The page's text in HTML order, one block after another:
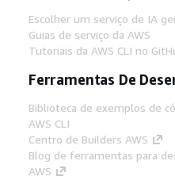
Escolher um serviço de IA
Guias de serviço da AWS
Tutoriais da AWS CLI no
Ferramentas De
Biblioteca de exemplos de
AWS CLI
Centro de Builders AWS
Blog de ferramentas para
AWS